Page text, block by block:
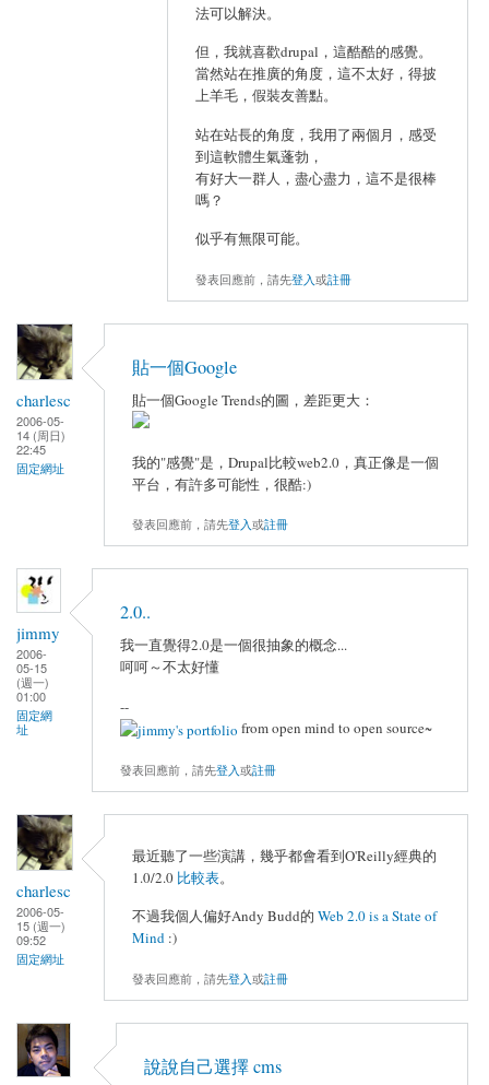
法可以解決。
但，我就喜歡drupal，這酷酷的感覺。
當然站在推廣的角度，這不太好，得披
上羊毛，假裝友善點。
站在站長的角度，我用了兩個月，感受
到這軟體生氣蓬勃，
有好大一群人，盡心盡力，這不是很棒
嗎？
似乎有無限可能。
發表回應前，請先登入或註冊
charlesc
2006-05-
14 (周日)
22:45
固定網址
貼一個Google
貼一個Google Trends的圖，差距更大：
我的"感覺"是，Drupal比較web2.0，真正像是一個
平台，有許多可能性，很酷:)
發表回應前，請先登入或註冊
jimmy
2006-
05-15
(週一)
01:00
固定網
址
2.0..
我一直覺得2.0是一個很抽象的概念...
呵呵～不太好懂
--
from open mind to open source~
發表回應前，請先登入或註冊
charlesc
2006-05-
15 (週一)
09:52
固定網址
最近聽了一些演講，幾乎都會看到O'Reilly經典的
1.0/2.0 比較表。
不過我個人偏好Andy Budd的 Web 2.0 is a State of
Mind :)
發表回應前，請先登入或註冊
說說自己選擇 cms